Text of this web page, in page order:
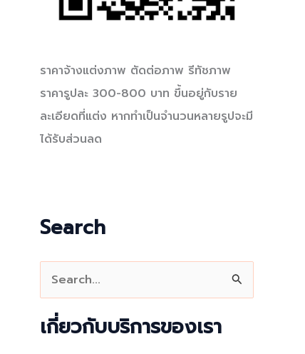
ราคาจ้างแต่งภาพ ตัดต่อภาพ รีทัชภาพ
ราคารูปละ 300-800 บาท ขึ้นอยู่กับราย
ละเอียดที่แต่ง หากทำเป็นจำนวนหลายรูปจะมี
ได้รับส่วนลด
Search
e
aเกี่ยวกับบริการของเรา